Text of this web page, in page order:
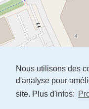
Nous utilisons des
d'analyse pour
site. Plus d'infos: